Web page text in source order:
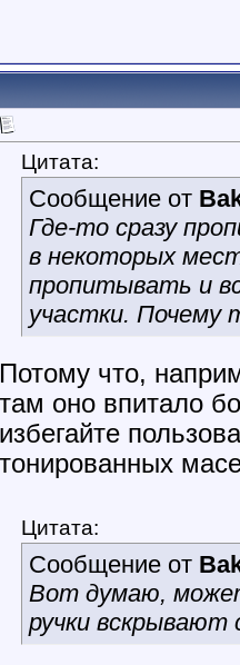
Цитата:
Сообщение от
Где-то сразу
в некоторых
пропитывать и
участки. Почему
Потому что,
там оно впитало
избегайте
тонированных
Цитата:
Сообщение от
Вот думаю,
ручки вскрывают